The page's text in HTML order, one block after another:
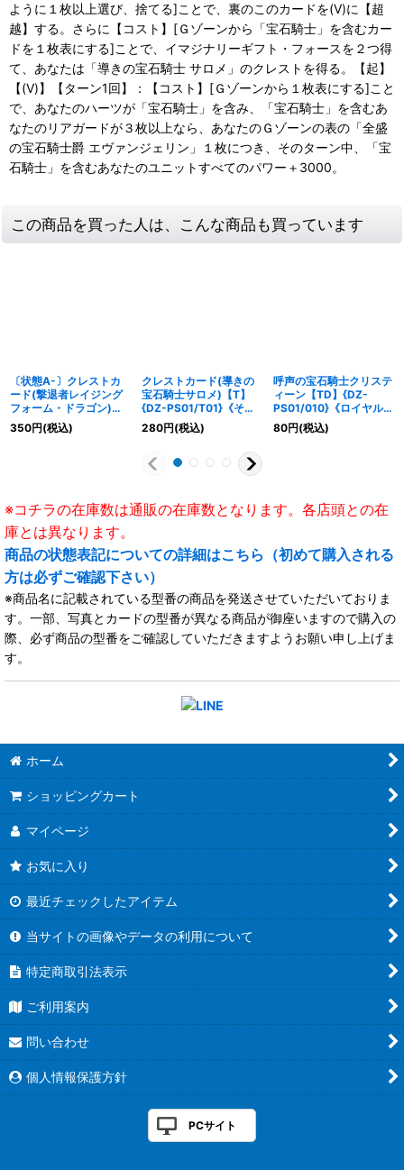
ように１枚以上選び、捨てる]ことで、裏のこのカードを(V)に【超
越】する。さらに【コスト】[Ｇゾーンから「宝石騎士」を含むカー
ドを１枚表にする]ことで、イマジナリーギフト・フォースを２つ得
て、あなたは「導きの宝石騎士 サロメ」のクレストを得る。【起】
【(V)】【ターン1回】：【コスト】[Ｇゾーンから１枚表にする]こと
で、あなたのハーツが「宝石騎士」を含み、「宝石騎士」を含むあ
なたのリアガードが３枚以上なら、あなたのＧゾーンの表の「全盛
の宝石騎士爵 エヴァンジェリン」１枚につき、そのターン中、「宝
石騎士」を含むあなたのユニットすべてのパワー＋3000。
この商品を買った人は、こんな商品も買っています
〔状態A-〕クレストカ
ード(撃退者レイジング
フォーム・ドラゴン)
【T】{DZ-PS02/T01}
《その他》
350円(税込)
クレストカード(導きの
宝石騎士サロメ)【T】
{DZ-PS01/T01}《その
他》
280円(税込)
呼声の宝石騎士クリステ
ィーン【TD】{DZ-
PS01/010}《ロイヤルパ
ラディン》
80円(税込)
※コチラの在庫数は通販の在庫数となります。各店頭との在
庫とは異なります。
商品の状態表記についての詳細はこちら（初めて購入される
方は必ずご確認下さい）
※商品名に記載されている型番の商品を発送させていただいておりま
す。一部、写真とカードの型番が異なる商品が御座いますので購入の
際、必ず商品の型番をご確認していただきますようお願い申し上げま
す。
ホーム
ショッピングカート
マイページ
お気に入り
最近チェックしたアイテム
当サイトの画像やデータの利用について
特定商取引法表示
ご利用案内
問い合わせ
個人情報保護方針
PCサイト